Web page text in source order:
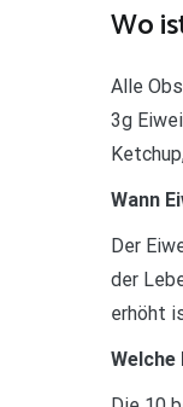
Wo
Alle
3g
Wann
Der
der
erhöht
Welche